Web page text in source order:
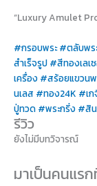
“Luxury Amulet
#กรอบพระ #ตลับพร
สำเร็จรูป #สีทองเลเ
เครื่อง #สร้อยแขวนพ
นเลส #ทอง24K #เก
ปู่ทวด #พระกริ่ง #สิ
รีวิว
ยังไม่มีบทวิจารณ์
มาเป็นคนแร